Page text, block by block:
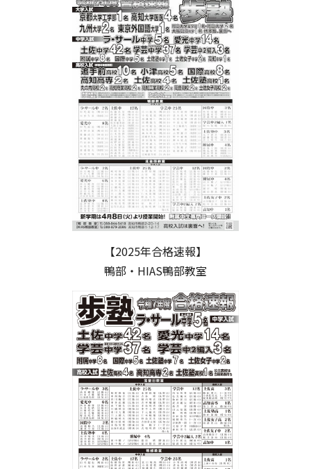
【2025年合格速報】
鴨部・HIAS鴨部教室